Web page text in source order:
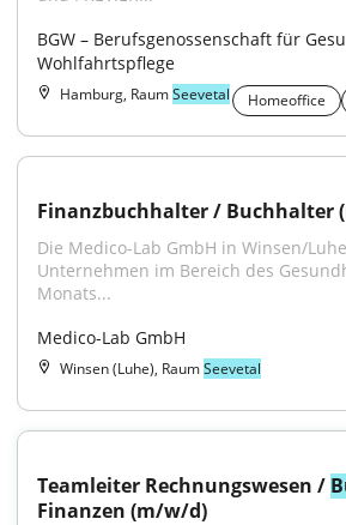
BGW – Berufsgenossenschaft für
Wohlfahrtspflege
Hamburg, RaumSeevetal Homeoffice
Finanzbuchhalter / Buchhalter
Die Medico-Lab GmbH in Winsen/
Unternehmen im Bereich des
Monats...
Medico-Lab GmbH
Winsen (Luhe), RaumSeevetal
Teamleiter Rechnungswesen /
Finanzen (m/w/d)